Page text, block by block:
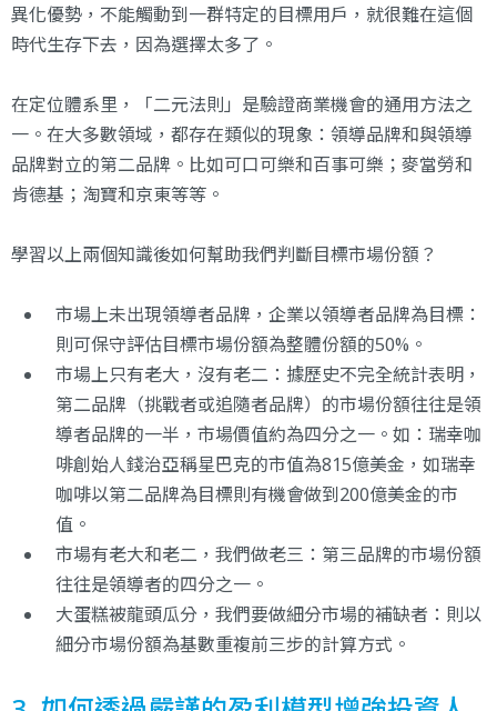
異化優勢，不能觸動到一群特定的目標用戶，就很難在這個
時代生存下去，因為選擇太多了。
在定位體系里，「二元法則」是驗證商業機會的通用方法之
一。在大多數領域，都存在類似的現象：領導品牌和與領導
品牌對立的第二品牌。比如可口可樂和百事可樂；麥當勞和
肯德基；淘寶和京東等等。
學習以上兩個知識後如何幫助我們判斷目標市場份額？
市場上未出現領導者品牌，企業以領導者品牌為目標：
則可保守評估目標市場份額為整體份額的50%。
市場上只有老大，沒有老二：據歷史不完全統計表明，
第二品牌（挑戰者或追隨者品牌）的市場份額往往是領
導者品牌的一半，市場價值約為四分之一。如：瑞幸咖
啡創始人錢治亞稱星巴克的市值為815億美金，如瑞幸
咖啡以第二品牌為目標則有機會做到200億美金的市
值。
市場有老大和老二，我們做老三：第三品牌的市場份額
往往是領導者的四分之一。
大蛋糕被龍頭瓜分，我們要做細分市場的補缺者：則以
細分市場份額為基數重複前三步的計算方式。